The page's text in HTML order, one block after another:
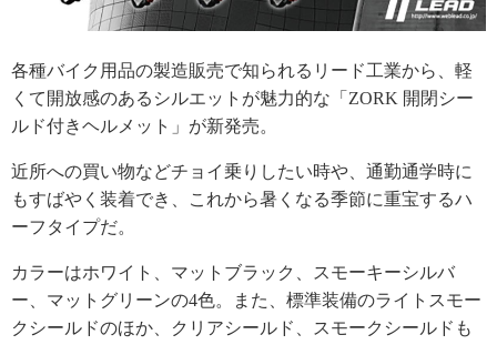
各種バイク用品の製造販売で知られるリード工業から、軽
くて開放感のあるシルエットが魅力的な「ZORK 開閉シー
ルド付きヘルメット」が新発売。
近所への買い物などチョイ乗りしたい時や、通勤通学時に
もすばやく装着でき、これから暑くなる季節に重宝するハ
ーフタイプだ。
カラーはホワイト、マットブラック、スモーキーシルバ
ー、マットグリーンの4色。また、標準装備のライトスモー
クシールドのほか、クリアシールド、スモークシールドも